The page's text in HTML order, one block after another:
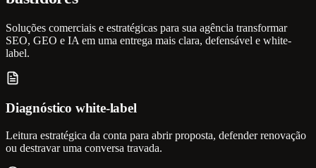
Soluções comerciais e estratégicas para sua agência transformar
SEO, GEO e IA em uma entrega mais clara, defensável e white-
label.
Diagnóstico white-label
Leitura estratégica da conta para abrir proposta, defender renovação
ou destravar uma conversa travada.